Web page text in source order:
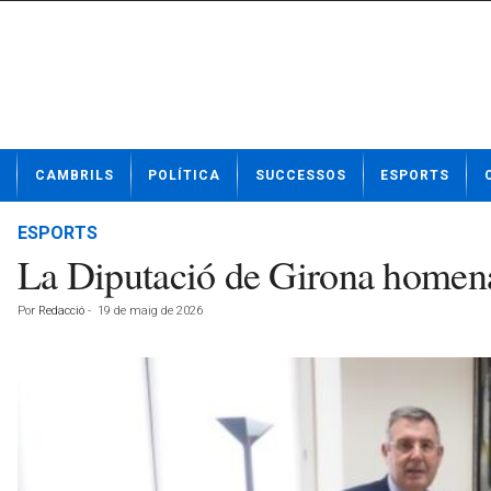
t
CAMBRILS POLÍTICA SUCCESSOS ESPORTS
ESPORTS
La Diputació de Girona
Por Redacció - 19 de maig de 2026